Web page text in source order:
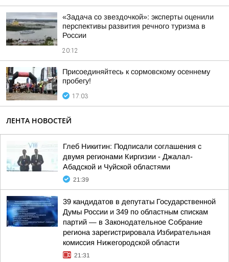
«Задача со звездочкой»: эксперты оценили
перспективы развития речного туризма в
России
20:12
Присоединяйтесь к сормовскому осеннему
пробегу!
17:03
ЛЕНТА НОВОСТЕЙ
Глеб Никитин: Подписали соглашения с
двумя регионами Киргизии - Джалал-
Абадской и Чуйской областями
21:39
39 кандидатов в депутаты Государственной
Думы России и 349 по областным спискам
партий — в Законодательное Собрание
региона зарегистрировала Избирательная
комиссия Нижегородской области
21:31